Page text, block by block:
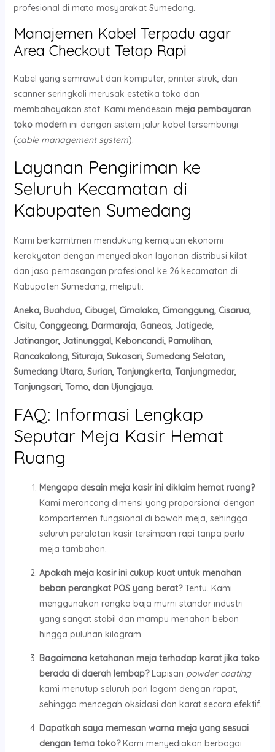
profesional di mata masyarakat Sumedang.
Manajemen Kabel Terpadu agar
Area Checkout Tetap Rapi
Kabel yang semrawut dari komputer, printer struk, dan
scanner seringkali merusak estetika toko dan
membahayakan staf. Kami mendesain meja pembayaran
toko modernini dengan sistem jalur kabel tersembunyi
(cable management system).
Layanan Pengiriman ke
Seluruh Kecamatan di
Kabupaten Sumedang
Kami berkomitmen mendukung kemajuan ekonomi
kerakyatan dengan menyediakan layanan distribusi kilat
dan jasa pemasangan profesional ke 26 kecamatan di
Kabupaten Sumedang, meliputi:
Aneka, Buahdua, Cibugel, Cimalaka, Cimanggung, Cisarua,
Cisitu, Conggeang, Darmaraja, Ganeas, Jatigede,
Jatinangor, Jatinunggal, Keboncandi, Pamulihan,
Rancakalong, Situraja, Sukasari, Sumedang Selatan,
Sumedang Utara, Surian, Tanjungkerta, Tanjungmedar,
Tanjungsari, Tomo, dan Ujungjaya.
FAQ: Informasi Lengkap
Seputar Meja Kasir Hemat
Ruang
Mengapa desain meja kasir ini diklaim hemat ruang?
Kami merancang dimensi yang proporsional dengan
kompartemen fungsional di bawah meja, sehingga
seluruh peralatan kasir tersimpan rapi tanpa perlu
meja tambahan.
Apakah meja kasir ini cukup kuat untuk menahan
beban perangkat POS yang berat?Tentu. Kami
menggunakan rangka baja murni standar industri
yang sangat stabil dan mampu menahan beban
hingga puluhan kilogram.
Bagaimana ketahanan meja terhadap karat jika toko
berada di daerah lembap?Lapisan powder coating
kami menutup seluruh pori logam dengan rapat,
sehingga mencegah oksidasi dan karat secara efektif.
Dapatkah saya memesan warna meja yang sesuai
dengan tema toko?Kami menyediakan berbagai